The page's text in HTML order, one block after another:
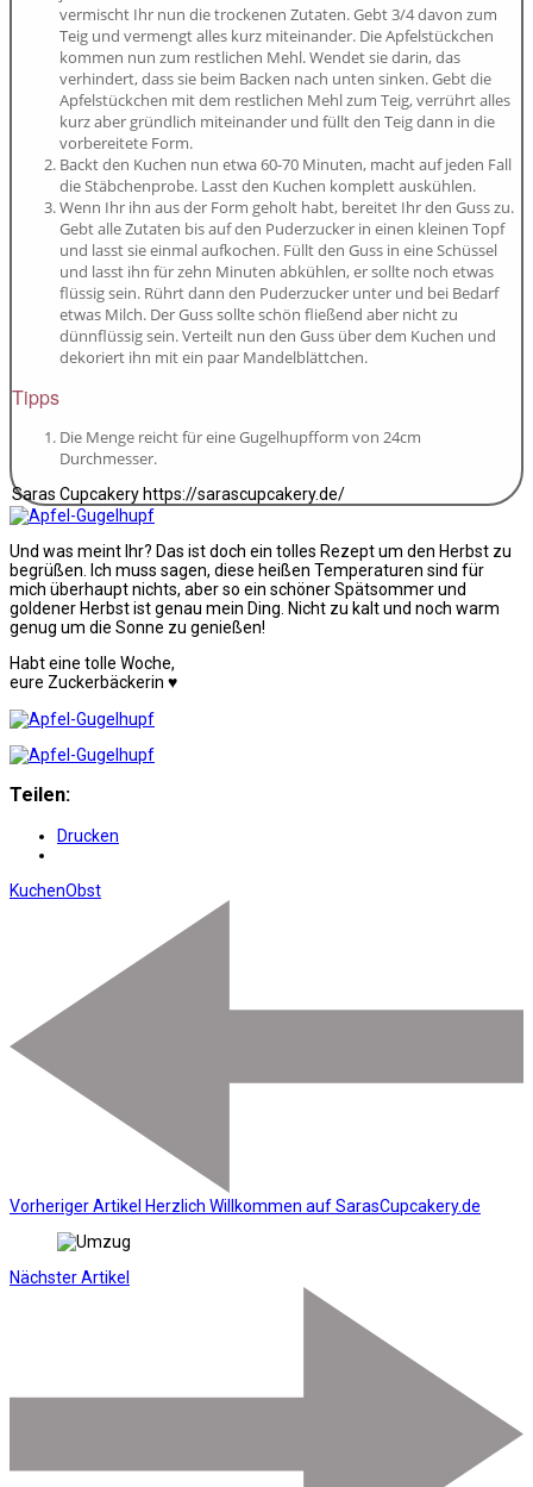
vermischt Ihr nun die trockenen Zutaten. Gebt 3/4 davon zum
Teig und vermengt alles kurz miteinander. Die Apfelstückchen
kommen nun zum restlichen Mehl. Wendet sie darin, das
verhindert, dass sie beim Backen nach unten sinken. Gebt die
Apfelstückchen mit dem restlichen Mehl zum Teig, verrührt alles
kurz aber gründlich miteinander und füllt den Teig dann in die
vorbereitete Form.
Backt den Kuchen nun etwa 60-70 Minuten, macht auf jeden Fall
die Stäbchenprobe. Lasst den Kuchen komplett auskühlen.
Wenn Ihr ihn aus der Form geholt habt, bereitet Ihr den Guss zu.
Gebt alle Zutaten bis auf den Puderzucker in einen kleinen Topf
und lasst sie einmal aufkochen. Füllt den Guss in eine Schüssel
und lasst ihn für zehn Minuten abkühlen, er sollte noch etwas
flüssig sein. Rührt dann den Puderzucker unter und bei Bedarf
etwas Milch. Der Guss sollte schön fließend aber nicht zu
dünnflüssig sein. Verteilt nun den Guss über dem Kuchen und
dekoriert ihn mit ein paar Mandelblättchen.
Tipps
Die Menge reicht für eine Gugelhupfform von 24cm
Durchmesser.
Saras Cupcakery https://sarascupcakery.de/
Und was meint Ihr? Das ist doch ein tolles Rezept um den Herbst zu
begrüßen. Ich muss sagen, diese heißen Temperaturen sind für
mich überhaupt nichts, aber so ein schöner Spätsommer und
goldener Herbst ist genau mein Ding. Nicht zu kalt und noch warm
genug um die Sonne zu genießen!
Habt eine tolle Woche,
eure Zuckerbäckerin ♥
Teilen:
Drucken
KuchenObst
Vorheriger Artikel Herzlich Willkommen auf SarasCupcakery.de
Nächster Artikel